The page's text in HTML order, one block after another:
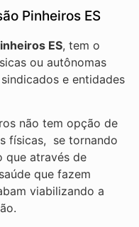
Pinheiros ES
ES, tem o
ou autônomas
e entidades
não tem opção de
físicas, se tornando
que através de
que fazem
viabilizando a